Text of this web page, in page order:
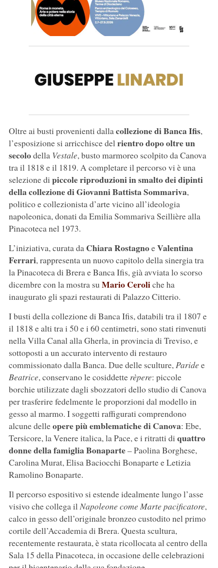
Oltre ai busti provenienti dallacollezione di Banca Ifis,
l’esposizione si arricchisce delrientro dopo oltre un
secolodella Vestale, busto marmoreo scolpito da Canova
tra il 1818 e il 1819. A completare il percorso vi è una
selezione di piccole riproduzioni in smalto dei dipinti
della collezione di Giovanni Battista Sommariva,
politico e collezionista d’arte vicino all’ideologia
napoleonica, donati da Emilia Sommariva Seillière alla
Pinacoteca nel 1973.
L’iniziativa, curata da Chiara RostagnoeValentina
Ferrari, rappresenta un nuovo capitolo della sinergia tra
la Pinacoteca di Brera e Banca Ifis, già avviata lo scorso
dicembre con la mostra suMario Ceroliche ha
inaugurato gli spazi restaurati di Palazzo Citterio.
I busti della collezione di Banca Ifis, databili tra il 1807 e
il 1818 e alti tra i 50 e i 60 centimetri, sono stati rinvenuti
nella Villa Canal alla Gherla, in provincia di Treviso, e
sottoposti a un accurato intervento di restauro
commissionato dalla Banca. Due delle sculture,Paridee
Beatrice, conservano le cosiddette rèpere: piccole
borchie utilizzate dagli sbozzatori dello studio di Canova
per trasferire fedelmente le proporzioni dal modello in
gesso al marmo. I soggetti raffigurati comprendono
alcune delleopere più emblematiche di Canova: Ebe,
Tersicore, la Venere italica, la Pace, e i ritratti di quattro
donne della famiglia Bonaparte– Paolina Borghese,
Carolina Murat, Elisa Baciocchi Bonaparte e Letizia
Ramolino Bonaparte.
Il percorso espositivo si estende idealmente lungo l’asse
visivo che collega ilNapoleone come Marte pacificatore,
calco in gesso dell’originale bronzeo custodito nel primo
cortile dell’Accademia di Brera. Questa scultura,
recentemente restaurata, è stata ricollocata al centro della
Sala 15 della Pinacoteca, in occasione delle celebrazioni